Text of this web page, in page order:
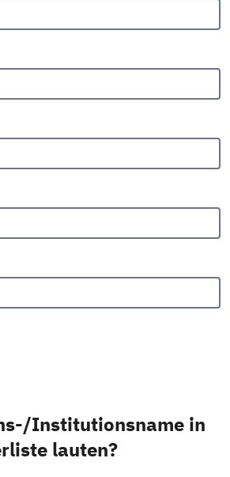
Institutionsname in
lauten?